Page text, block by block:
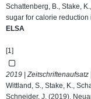
Schattenberg, B., Stake,
sugar for calorie reduction
ELSA
[1]
2019 | Zeitschriftenaufsatz
Wittland, S., Stake, K.,
Schneider, J. (2019).